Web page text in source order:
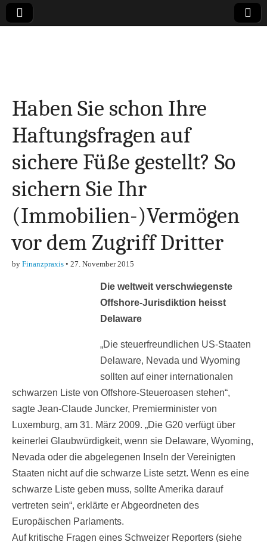
Finanzen,
Marketing-, Vertrieb-
& Investment-Tipps
Haben Sie schon Ihre
Haftungsfragen auf
sichere Füße gestellt? So
sichern Sie Ihr
(Immobilien-)Vermögen
vor dem Zugriff Dritter
by Finanzpraxis • 27. November 2015
Die weltweit verschwiegenste
Offshore-Jurisdiktion heisst
Delaware
„Die steuerfreundlichen US-Staaten
Delaware, Nevada und Wyoming
sollten auf einer internationalen
schwarzen Liste von Offshore-Steueroasen stehen“,
sagte Jean-Claude Juncker, Premierminister von
Luxemburg, am 31. März 2009. „Die G20 verfügt über
keinerlei Glaubwürdigkeit, wenn sie Delaware, Wyoming,
Nevada oder die abgelegenen Inseln der Vereinigten
Staaten nicht auf die schwarze Liste setzt. Wenn es eine
schwarze Liste geben muss, sollte Amerika darauf
vertreten sein“, erklärte er Abgeordneten des
Europäischen Parlaments.
Auf kritische Fragen eines Schweizer Reporters (siehe